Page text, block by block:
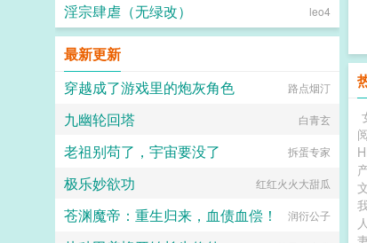
愛と税のために
淫宗肆虐（无绿改） leo4
最新更新
穿越成了游戏里的炮灰角色
路点烟汀
九幽轮回塔 白青玄
老祖别苟了，宇宙要没了 拆蛋专家
极乐妙欲功 红红火火大甜瓜
苍渊魔帝：重生归来，血债血偿！ 润衍公子